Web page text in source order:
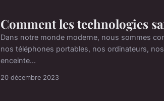
Comment les technologies
Dans notre monde moderne, nous sommes
nos téléphones portables, nos ordinateurs,
enceinte...
20 décembre 2023